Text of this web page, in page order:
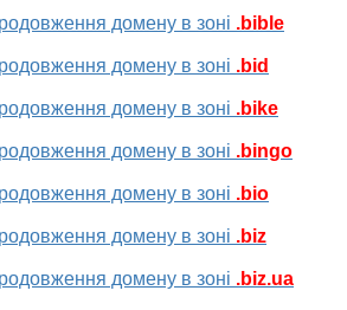
домену в зоні .bible
домену в зоні .bid
домену в зоні .bike
домену в зоні .bingo
домену в зоні .bio
домену в зоні .biz
домену в зоні .biz.ua